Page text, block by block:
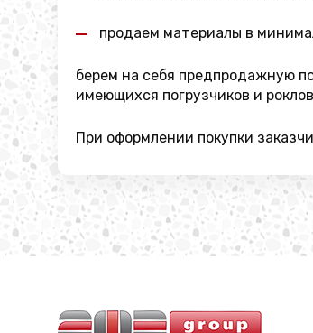
продаем материалы в
берем на себя предпродажную
имеющихся погрузчиков и
При оформлении покупки